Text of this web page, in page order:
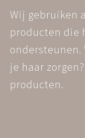
Wij gebruiken
producten die
je haar
producten.